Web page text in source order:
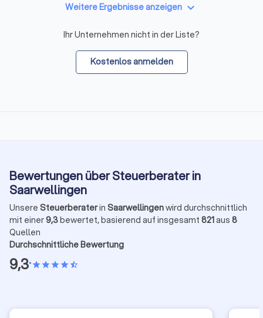
Weitere Ergebnisse anzeigen keyboard_arrow_down
Ihr Unternehmen nicht in der Liste?
Kostenlos anmelden
Bewertungen über Steuerberater in
Saarwellingen
Unsere Steuerberaterin Saarwellingenwird durchschnittlich
mit einer9,3bewertet, basierend auf insgesamt 821aus 8
Quellen
Durchschnittliche Bewertung
9,3•starstarstarstarstar_half